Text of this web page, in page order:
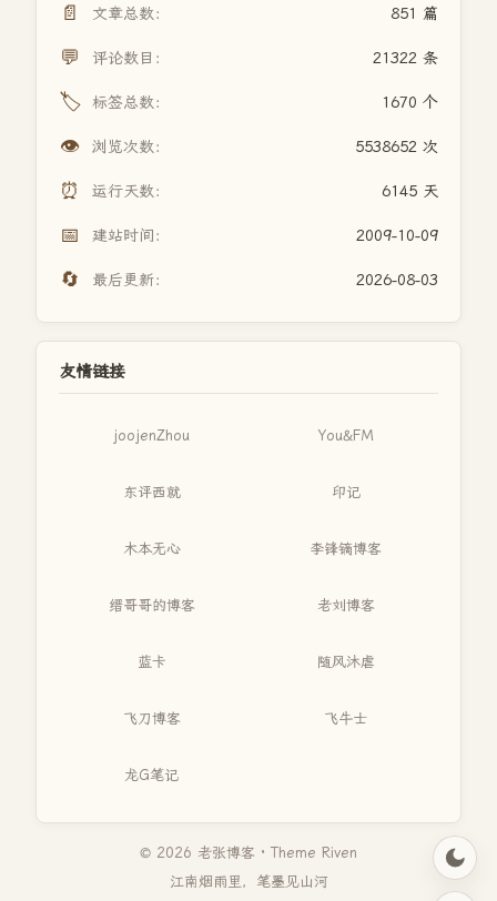
📄 文章总数： 851 篇
💬 评论数目： 21322 条
🏷️ 标签总数： 1670 个
👁️ 浏览次数： 5538652 次
⏰ 运行天数： 6145 天
📅 建站时间： 2009-10-09
🔄 最后更新： 2026-08-03
友情链接
joojenZhou You&FM
东评西就 印记
木本无心 李锋镝博客
缙哥哥的博客 老刘博客
蓝卡 随风沐虐
飞刀博客 飞牛士
龙G笔记
© 2026 老张博客 · Theme Riven
江南烟雨里，笔墨见山河